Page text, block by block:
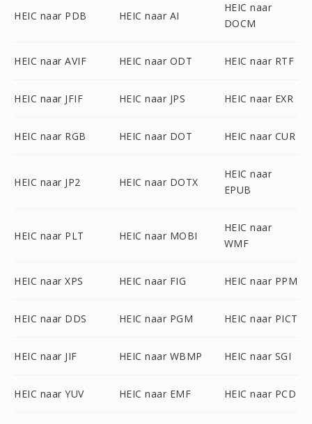
HEIC naar PDB HEIC naar AI
HEIC naar
DOCM
HEIC naar AVIF HEIC naar ODT HEIC naar RTF
HEIC naar JFIF HEIC naar JPS HEIC naar EXR
HEIC naar RGB HEIC naar DOT HEIC naar CUR
HEIC naar JP2 HEIC naar DOTX
HEIC naar
EPUB
HEIC naar PLT HEIC naar MOBI
HEIC naar
WMF
HEIC naar XPS HEIC naar FIG HEIC naar PPM
HEIC naar DDS HEIC naar PGM HEIC naar PICT
HEIC naar JIF HEIC naar WBMP HEIC naar SGI
HEIC naar YUV HEIC naar EMF HEIC naar PCD